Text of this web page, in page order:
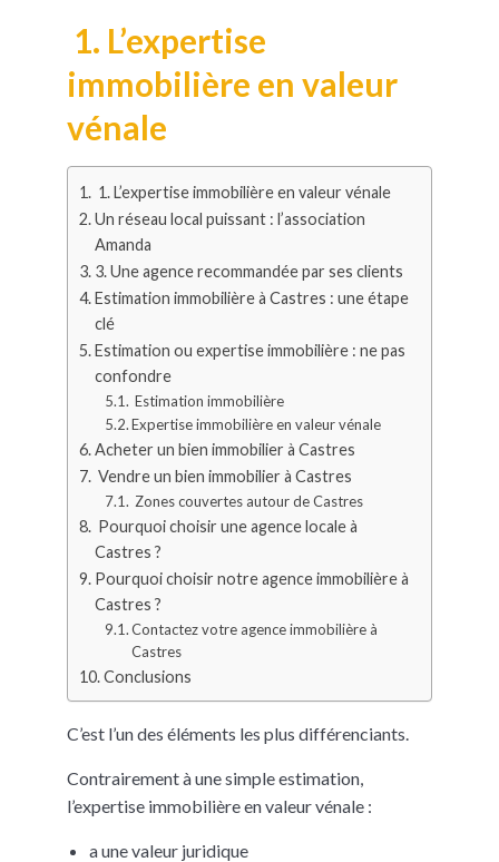
1. L’expertise
immobilière en valeur
vénale
1. L’expertise immobilière en valeur vénale
Un réseau local puissant : l’association
Amanda
3. Une agence recommandée par ses clients
Estimation immobilière à Castres : une étape
clé
Estimation ou expertise immobilière : ne pas
confondre
Estimation immobilière
Expertise immobilière en valeur vénale
Acheter un bien immobilier à Castres
Vendre un bien immobilier à Castres
Zones couvertes autour de Castres
Pourquoi choisir une agence locale à
Castres ?
Pourquoi choisir notre agence immobilière à
Castres ?
Contactez votre agence immobilière à
Castres
Conclusions
C’est l’un des éléments les plus différenciants.
Contrairement à une simple estimation,
l’expertise immobilière en valeur vénale :
a une valeur juridique